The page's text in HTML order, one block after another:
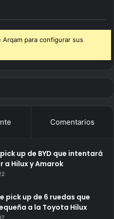
Arqam para configurar sus
Comentarios
up de BYD que intentará
a Hilux y Amarok
pick up de 6 ruedas que
a la Toyota Hilux